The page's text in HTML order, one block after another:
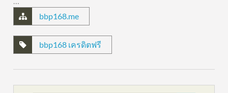
bbp168.me
bbp168 เครดิตฟรี